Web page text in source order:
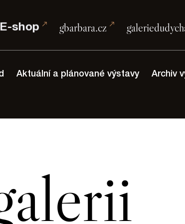
E-shop gbarbara.cz
Aktuální a plánované výstavy Archiv